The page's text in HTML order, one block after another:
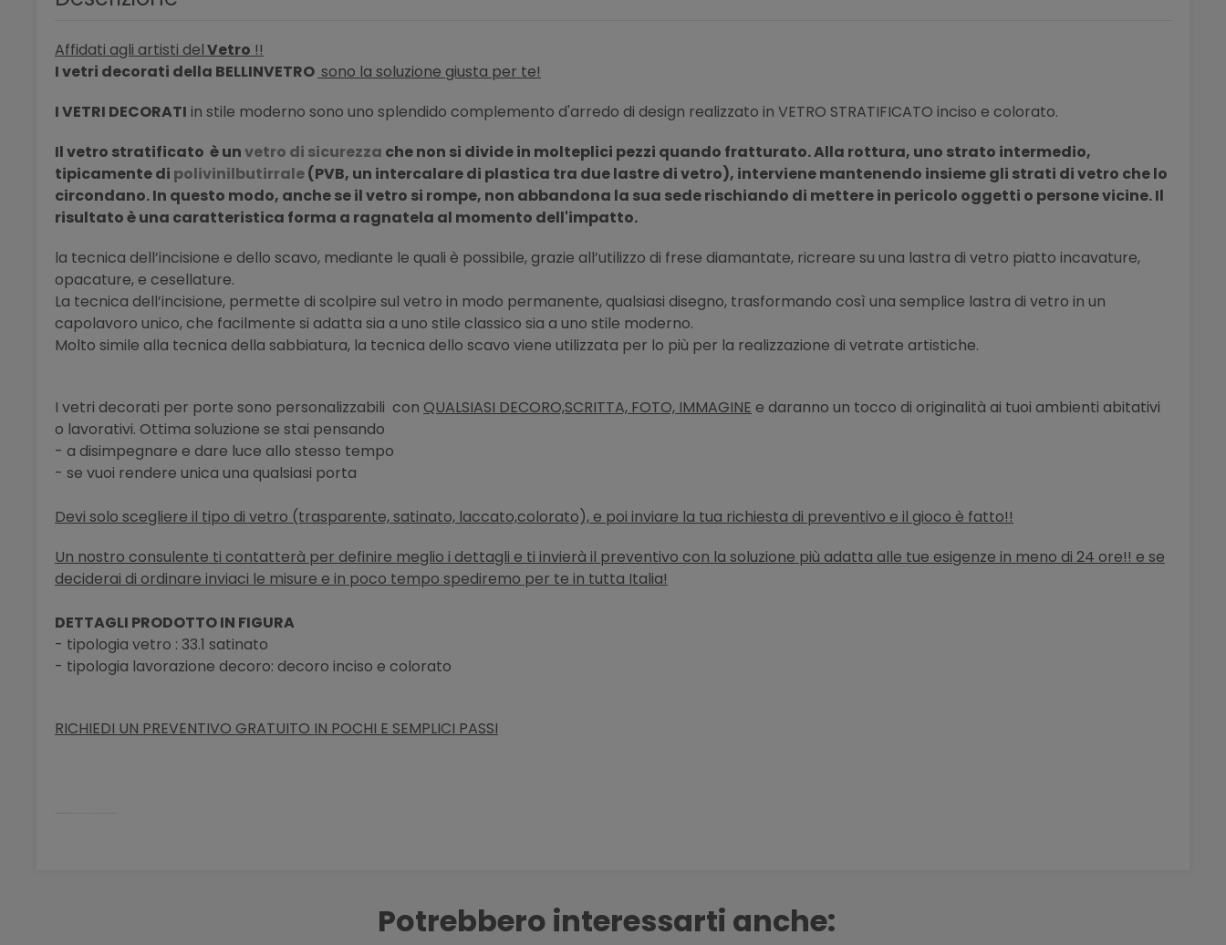
Affidati agli artisti delVetro !!
I vetri decorati della BELLINVETRO sono la soluzione giusta per te!
I VETRI DECORATI in stile moderno sono uno splendido complemento d'arredo di design realizzato in VETRO STRATIFICATO inciso e colorato.
Il vetro stratificato è unvetro di sicurezza che non si divide in molteplici pezzi quando fratturato. Alla rottura, uno strato intermedio,
tipicamentedi polivinilbutirrale(PVB, un intercalare di plastica tra due lastre di vetro), intervienemantenendo insieme gli strati di vetro che lo
circondano. In questo modo, anche se il vetro si rompe, non abbandona la sua sede rischiando di mettere in pericolo oggetti o persone vicine. Il
risultato è una caratteristica forma a ragnatela al momento dell'impatto.
la tecnica dell’incisione e dello scavo, mediante le quali è possibile, grazie all’utilizzo di frese diamantate, ricreare su una lastra di vetro piatto incavature,
opacature, e cesellature.
La tecnica dell’incisione, permette di scolpire sul vetro in modo permanente, qualsiasi disegno, trasformando così una semplice lastra di vetro in un
capolavoro unico, che facilmente si adatta sia a uno stile classico sia a uno stile moderno.
Molto simile alla tecnica della sabbiatura, la tecnica dello scavo viene utilizzata per lo più per la realizzazione di vetrate artistiche.
I vetri decorati per porte sono personalizzabili con QUALSIASI DECORO,SCRITTA, FOTO, IMMAGINE e daranno un tocco di originalità ai tuoi ambienti abitativi
o lavorativi. Ottima soluzione se stai pensando
- a disimpegnare e dare luce allo stesso tempo
- se vuoi rendere unica una qualsiasi porta
Devi solo scegliere il tipo di vetro (trasparente, satinato, laccato,colorato), e poi inviare la tua richiesta di preventivo e il gioco è fatto!!
Un nostro consulente ti contatterà per definire meglio i dettagli e ti invierà il preventivo con la soluzione più adatta alle tue esigenze in meno di 24 ore!! e se
deciderai di ordinare inviaci le misure e in poco tempo spediremo per te in tutta Italia!
DETTAGLI PRODOTTO IN FIGURA
- tipologia vetro : 33.1 satinato
- tipologia lavorazione decoro: decoro inciso e colorato
RICHIEDI UN PREVENTIVO GRATUITO IN POCHI E SEMPLICI PASSI
Potrebbero interessarti anche: